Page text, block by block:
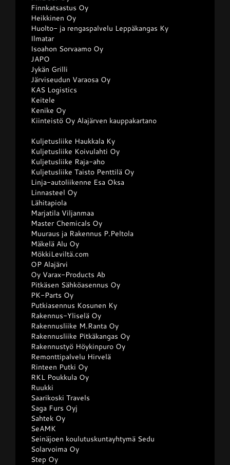
Finnkatsastus Oy
Heikkinen Oy
Huolto- ja rengaspalvelu Leppäkangas Ky
Ilmatar
Isoahon Sorvaamo Oy
JAPO
Jykän Grilli
Järviseudun Varaosa Oy
KAS Logistics
Keitele
Kenike Oy
Kiinteistö Oy Alajärven kauppakartano
Kuljetusliike Haukkala Ky
Kuljetusliike Koivulahti Oy
Kuljetusliike Raja-aho
Kuljetusliike Taisto Penttilä Oy
Linja-autoliikenne Esa Oksa
Linnasteel Oy
Lähitapiola
Marjatila Viljanmaa
Master Chemicals Oy
Muuraus ja Rakennus P.Peltola
Mäkelä Alu Oy
MökkiLeviltä.com
OP Alajärvi
Oy Varax-Products Ab
Pitkäsen Sähköasennus Oy
PK-Parts Oy
Putkiasennus Kosunen Ky
Rakennus-Yliselä Oy
Rakennusliike M.Ranta Oy
Rakennusliike Pitkäkangas Oy
Rakennustyö Höykinpuro Oy
Remonttipalvelu Hirvelä
Rinteen Putki Oy
RKL Poukkula Oy
Ruukki
Saarikoski Travels
Saga Furs Oyj
Sahtek Oy
SeAMK
Seinäjoen koulutuskuntayhtymä Sedu
Solarvoima Oy
Step Oy